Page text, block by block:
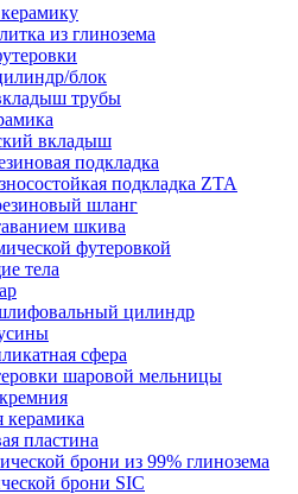
из глинозема
блок
трубы
вкладыш
подкладка
подкладка ZTA
шланг
шкива
футеровкой
тела
цилиндр
сфера
шаровой мельницы
керамика
пластина
брони из 99% глинозема
брони SIC